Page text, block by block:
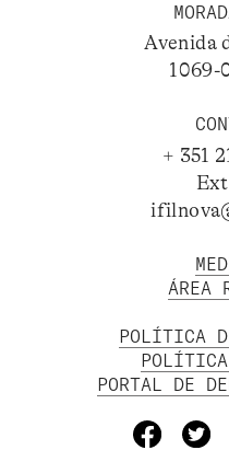
Avenida
1069-
+ 351
ÁREA
POLÍTICA
PORTAL DE